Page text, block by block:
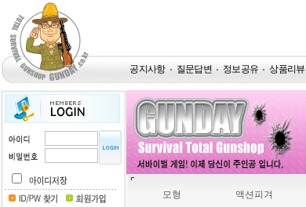
공지사항 질문답변 정보공유 상품리뷰
모형 액션피겨